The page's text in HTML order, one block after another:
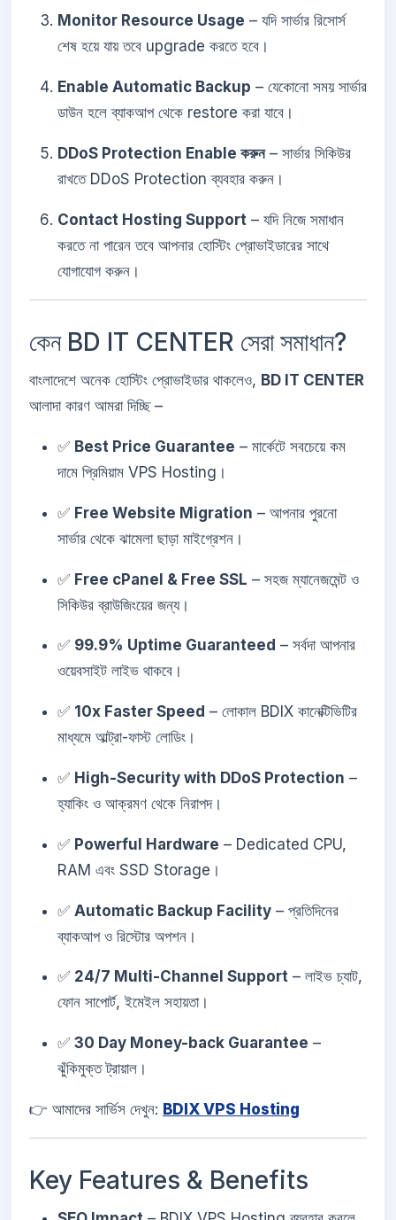
Monitor Resource Usage – যদি সার্ভার রিসোর্স
শেষ হয়ে যায় তবে upgrade করতে হবে।
Enable Automatic Backup – যেকোনো সময় সার্ভার
ডাউন হলে ব্যাকআপ থেকে restore করা যাবে।
DDoS Protection Enable করুন– সার্ভার সিকিউর
রাখতে DDoS Protection ব্যবহার করুন।
Contact Hosting Support – যদি নিজে সমাধান
করতে না পারেন তবে আপনার হোস্টিং প্রোভাইডারের সাথে
যোগাযোগ করুন।
কেন BD IT CENTER সেরা সমাধান?
বাংলাদেশে অনেক হোস্টিং প্রোভাইডার থাকলেও, BD IT CENTER
আলাদা কারণ আমরা দিচ্ছি –
✅ Best Price Guarantee – মার্কেটে সবচেয়ে কম
দামে প্রিমিয়াম VPS Hosting।
✅ Free Website Migration – আপনার পুরনো
সার্ভার থেকে ঝামেলা ছাড়া মাইগ্রেশন।
✅ Free cPanel & Free SSL – সহজ ম্যানেজমেন্ট ও
সিকিউর ব্রাউজিংয়ের জন্য।
✅ 99.9% Uptime Guaranteed – সর্বদা আপনার
ওয়েবসাইট লাইভ থাকবে।
✅ 10x Faster Speed – লোকাল BDIX কানেক্টিভিটির
মাধ্যমে আল্ট্রা-ফাস্ট লোডিং।
✅ High-Security with DDoS Protection –
হ্যাকিং ও আক্রমণ থেকে নিরাপদ।
✅ Powerful Hardware – Dedicated CPU,
RAM এবং SSD Storage।
✅ Automatic Backup Facility – প্রতিদিনের
ব্যাকআপ ও রিস্টোর অপশন।
✅ 24/7 Multi-Channel Support – লাইভ চ্যাট,
ফোন সাপোর্ট, ইমেইল সহায়তা।
✅ 30 Day Money-back Guarantee –
ঝুঁকিমুক্ত ট্রায়াল।
👉 আমাদের সার্ভিস দেখুন: BDIX VPS Hosting
Key Features & Benefits